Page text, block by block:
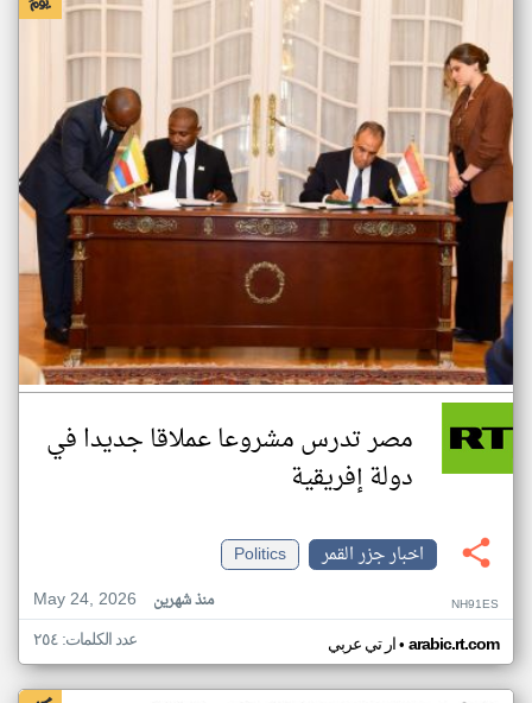
مصر تدرس مشروعا عملاقا جديدا في
دولة إفريقية
اخبار جزر القمر
Politics
May 24, 2026
منذ شهرين NH91ES
ار تي عربي• arabic.rt.com عدد الكلمات: ٢٥٤